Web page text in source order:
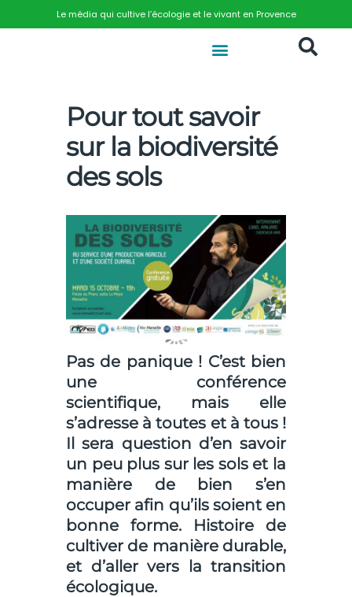
Le média qui cultive l’écologie et le vivant en Provence
Pour tout savoir
sur la biodiversité
des sols
Pas de panique ! C’est bien
une conférence
scientifique, mais elle
s’adresse à toutes et à tous !
Il sera question d’en savoir
un peu plus sur les sols et la
manière de bien s’en
occuper afin qu’ils soient en
bonne forme. Histoire de
cultiver de manière durable,
et d’aller vers la transition
écologique.